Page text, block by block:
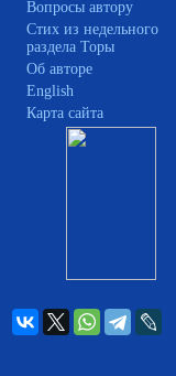
Вопросы автору
Стих из недельного
раздела Торы
Об авторе
English
Карта сайта